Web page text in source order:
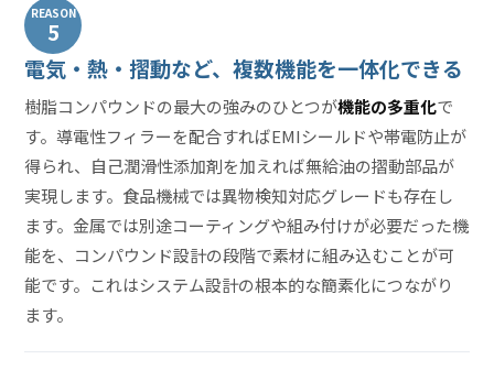
REASON
5
電気・熱・摺動など、複数機能を一体化できる
樹脂コンパウンドの最大の強みのひとつが機能の多重化で
す。導電性フィラーを配合すればEMIシールドや帯電防止が
得られ、自己潤滑性添加剤を加えれば無給油の摺動部品が
実現します。食品機械では異物検知対応グレードも存在し
ます。金属では別途コーティングや組み付けが必要だった機
能を、コンパウンド設計の段階で素材に組み込むことが可
能です。これはシステム設計の根本的な簡素化につながり
ます。